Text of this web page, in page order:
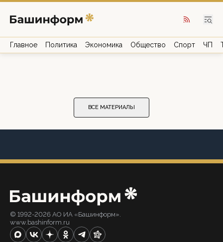
Главное Политика Экономика Общество Спорт ЧП
ВСЕ МАТЕРИАЛЫ
© 1992-2026 АО ИА «Башинформ».
www.bashinform.ru